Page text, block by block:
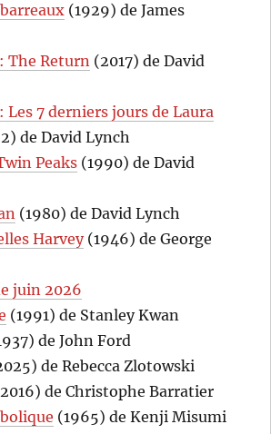
(1929) de James
The Return (2017) de David
Les 7 derniers jours de Laura
de David Lynch
Peaks (1990) de David
(1980) de David Lynch
Harvey(1946) de George
juin 2026
(1991) de Stanley Kwan
de John Ford
de Rebecca Zlotowski
de Christophe Barratier
(1965) de Kenji Misumi